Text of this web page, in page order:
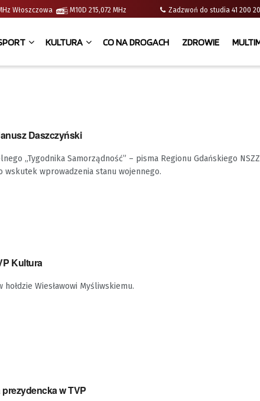
Włoszczowa M10D 215,072 MHz Zadzwoń do studia 41
KULTURA CO NA DROGACH ZDROWIE
Daszczyński
„Tygodnika Samorządność” – pisma Regionu Gdańskiego NSZZ
wskutek wprowadzenia stanu wojennego.
Kultura
Wiesławowi Myśliwskiemu.
w TVP